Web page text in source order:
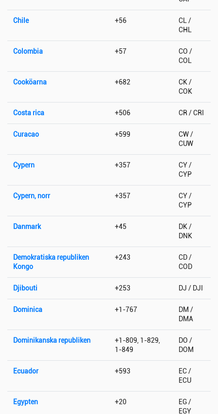
Chile +56
CL /
CHL
Colombia +57
CO /
COL
Cooköarna +682
CK /
COK
Costa rica +506 CR / CRI
Curacao +599
CW /
CUW
Cypern +357
CY /
CYP
Cypern, norr +357
CY /
CYP
Danmark +45
DK /
DNK
Demokratiska republiken
Kongo
+243
CD /
COD
Djibouti +253 DJ / DJI
Dominica +1-767
DM /
DMA
Dominikanska republiken
+1-809, 1-829,
1-849
DO /
DOM
Ecuador +593
EC /
ECU
Egypten +20
EG /
EGY